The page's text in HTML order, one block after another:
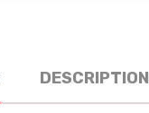
DESCRIPTION